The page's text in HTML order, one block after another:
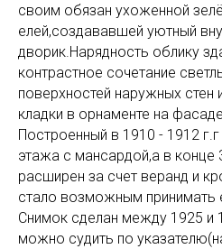
своим обязан ухоженной
елей,создававшей уютный
дворик.Нарядность облику
контрастное сочетание
поверхностей наружных стен
кладки в орнаменте на
Построенный в 1910 - 1912
этажа с мансардой,а в конце
расширен за счет веранд и
стало возможным принимать
Снимок сделан между 1925 и
можно судить по